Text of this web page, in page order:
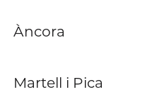
Àncora
Martell i Pica